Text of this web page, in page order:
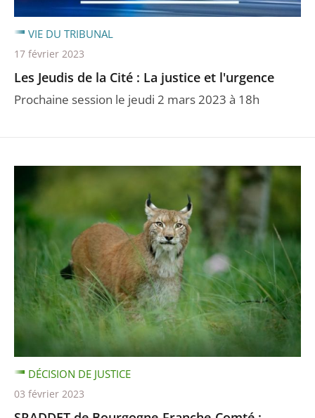
Les Jeudis de la Cité : La justice et l'urgence
Prochaine session le jeudi 2 mars 2023 à 18h
VIE DU TRIBUNAL
17 février 2023
DÉCISION DE JUSTICE
03 février 2023